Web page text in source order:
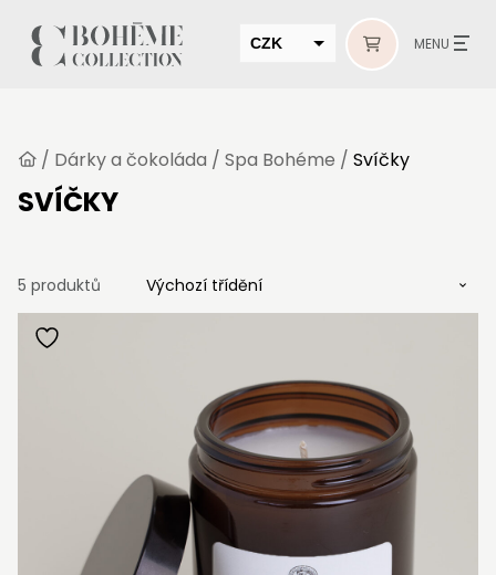
CZK
MUR
MENU
/ Dárky a čokoláda / Spa Bohéme / Svíčky
SVÍČKY
5 produktů